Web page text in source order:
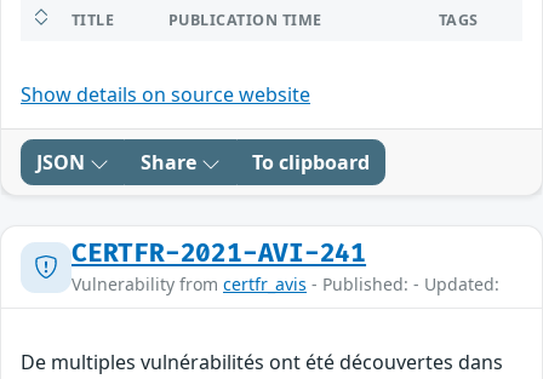
TITLE PUBLICATION TIME TAGS
Show details on source website
JSON Share To clipboard
CERTFR-2021-AVI-241
Vulnerability from certfr_avis - Published: - Updated:
De multiples vulnérabilités ont été découvertes dans